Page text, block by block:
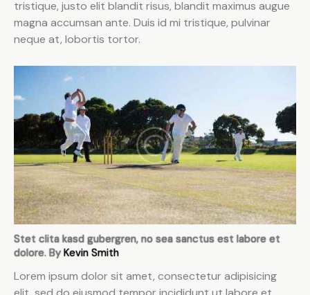
tristique, justo elit blandit risus, blandit maximus augue
magna accumsan ante. Duis id mi tristique, pulvinar
neque at, lobortis tortor.
Stet clita kasd gubergren, no sea sanctus est labore et
dolore. ByKevin Smith
Lorem ipsum dolor sit amet, consectetur adipisicing